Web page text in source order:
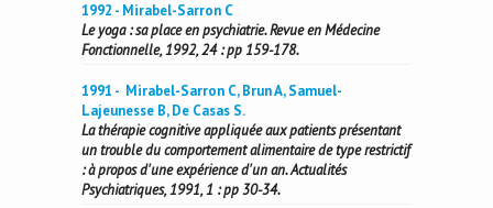
1992 - Mirabel-Sarron C
Le yoga : sa place en psychiatrie. Revue en Médecine
Fonctionnelle, 1992, 24 : pp 159-178.
1991 - Mirabel-Sarron C, Brun A, Samuel-
Lajeunesse B, De Casas S.
La thérapie cognitive appliquée aux patients présentant
un trouble du comportement alimentaire de type restrictif
: à propos d'une expérience d'un an. Actualités
Psychiatriques, 1991, 1 : pp 30-34.